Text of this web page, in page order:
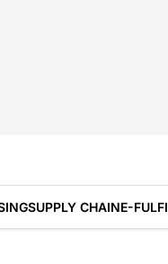
SUPPLY CHAINE-